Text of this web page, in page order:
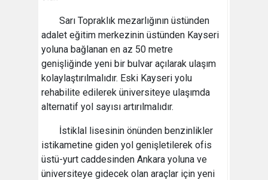
Sarı Topraklık mezarlığının üstünden
adalet eğitim merkezinin üstünden Kayseri
yoluna bağlanan en az 50 metre
genişliğinde yeni bir bulvar açılarak ulaşım
kolaylaştırılmalıdır. Eski Kayseri yolu
rehabilite edilerek üniversiteye ulaşımda
alternatif yol sayısı artırılmalıdır.
İstiklal lisesinin önünden benzinlikler
istikametine giden yol genişletilerek ofis
üstü-yurt caddesinden Ankara yoluna ve
üniversiteye gidecek olan araçlar için yeni